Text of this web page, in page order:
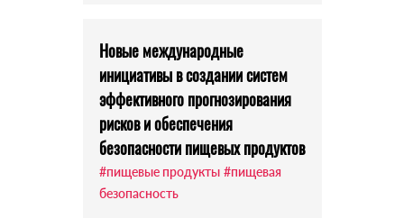
Новые международные
инициативы в создании систем
эффективного прогнозирования
рисков и обеспечения
безопасности пищевых продуктов
#пищевые продукты #пищевая
безопасность